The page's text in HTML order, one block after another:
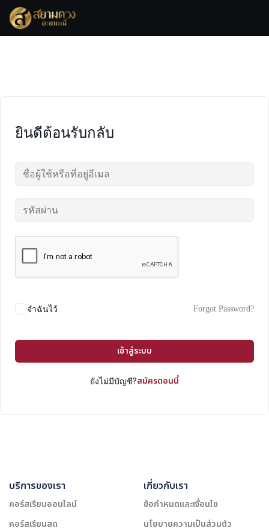
Skip
content
ยินดีต้อนรับกลับ
จำฉันไว้ Forgot Password?
เข้าสู่ระบบ
ยังไม่มีบัญชี?สมัครตอนนี้
บริการของเรา
คอร์สเรียนออนไลน์
คอร์สเรียนสด
เกี่ยวกับเรา
ข้อกำหนดและเงื่อนไข
นโยบายความเป็นส่วนตัว